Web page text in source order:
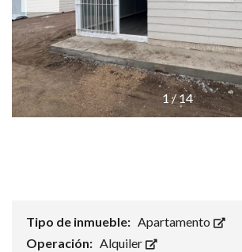
1/14
Tipo de inmueble: Apartamento
Operación: Alquiler